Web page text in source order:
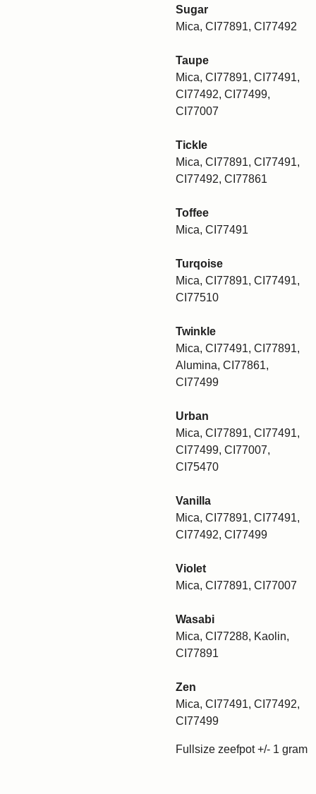
Sugar
Mica, CI77891, CI77492
Taupe
Mica, CI77891, CI77491,
CI77492, CI77499,
CI77007
Tickle
Mica, CI77891, CI77491,
CI77492, CI77861
Toffee
Mica, CI77491
Turqoise
Mica, CI77891, CI77491,
CI77510
Twinkle
Mica, CI77491, CI77891,
Alumina, CI77861,
CI77499
Urban
Mica, CI77891, CI77491,
CI77499, CI77007,
CI75470
Vanilla
Mica, CI77891, CI77491,
CI77492, CI77499
Violet
Mica, CI77891, CI77007
Wasabi
Mica, CI77288, Kaolin,
CI77891
Zen
Mica, CI77491, CI77492,
CI77499
Fullsize zeefpot +/- 1 gram